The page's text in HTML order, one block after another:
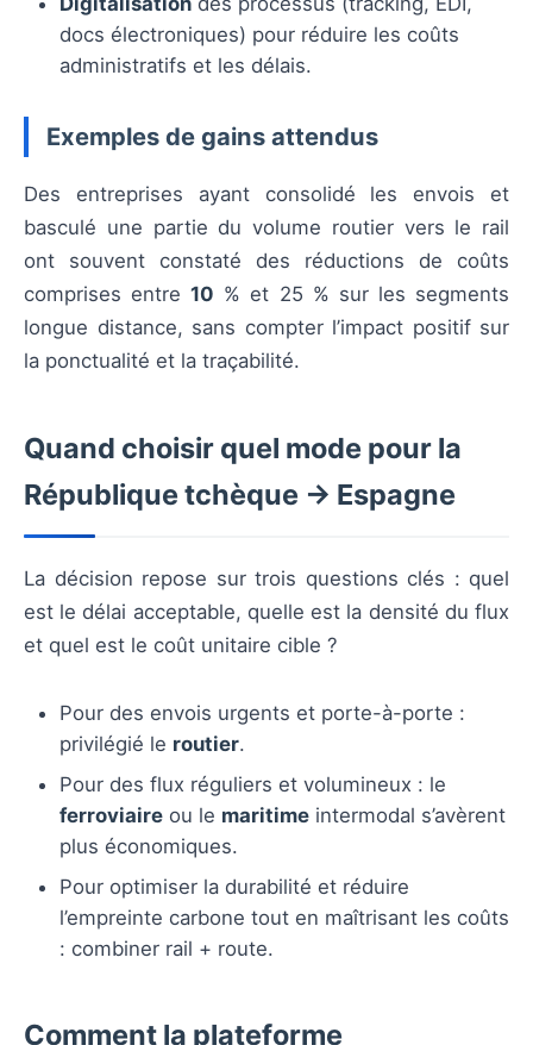
docs électroniques) pour réduire les coûts
administratifs et les délais.
Exemples de gains attendus
Des entreprises ayant consolidé les envois et
basculé une partie du volume routier vers le rail
ont souvent constaté des réductions de coûts
comprises entre10 % et 25 % sur les segments
longue distance, sans compter l’impact positif sur
la ponctualité et la traçabilité.
Quand choisir quel mode pour la
République tchèque → Espagne
La décision repose sur trois questions clés : quel
est le délai acceptable, quelle est la densité du flux
et quel est le coût unitaire cible ?
Pour des envois urgents et porte-à-porte :
privilégié le routier.
Pour des flux réguliers et volumineux : le
ferroviaire ou le maritime intermodal s’avèrent
plus économiques.
Pour optimiser la durabilité et réduire
l’empreinte carbone tout en maîtrisant les coûts
: combiner rail + route.
Comment la plateforme